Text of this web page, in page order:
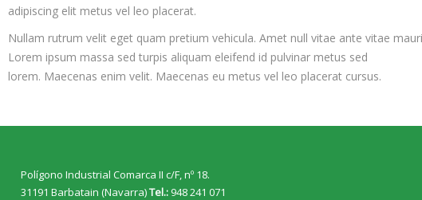
adipiscing elit metus vel leo placerat.
Nullam rutrum velit eget quam pretium vehicula. Amet null vitae ante vitae
Lorem ipsum massa sed turpis aliquam eleifend id pulvinar metus sed
lorem. Maecenas enim velit. Maecenas eu metus vel leo placerat cursus.
Polígono Industrial Comarca II c/F, nº 18.
31191 Barbatain (Navarra)Tel.: 948 241 071